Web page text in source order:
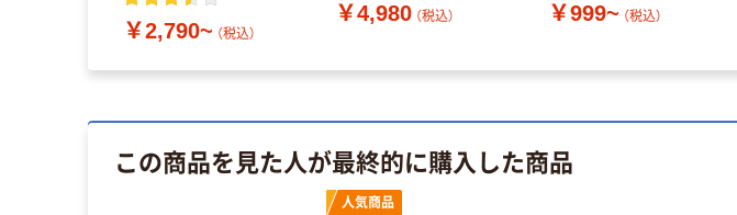
￥2,790~ （税込）
1個
￥4,980 （税込） ￥999~ （税込）
この商品を見た人が最終的に購入した商品
人気商品